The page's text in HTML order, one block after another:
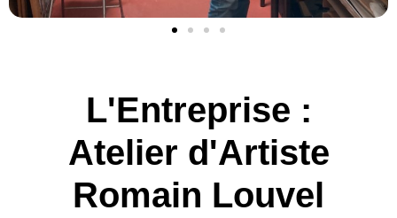
L'Entreprise :
Atelier d'Artiste
Romain Louvel